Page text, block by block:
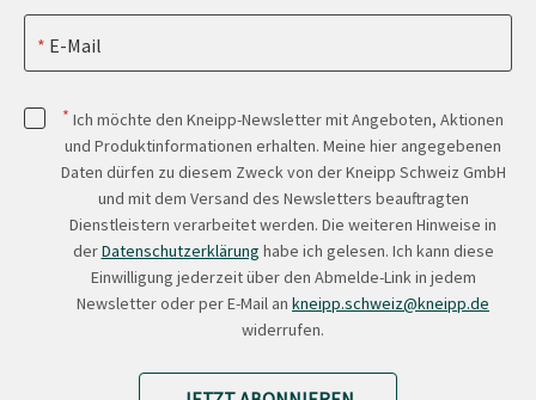
E-Mail
* Ich möchte den Kneipp-Newsletter mit Angeboten, Aktionen
und Produktinformationen erhalten. Meine hier angegebenen
Daten dürfen zu diesem Zweck von der Kneipp Schweiz GmbH
und mit dem Versand des Newsletters beauftragten
Dienstleistern verarbeitet werden. Die weiteren Hinweise in
derDatenschutzerklärung habe ich gelesen. Ich kann diese
Einwilligung jederzeit über den Abmelde-Link in jedem
Newsletter oder per E-Mail an kneipp.schweiz@kneipp.de
widerrufen.